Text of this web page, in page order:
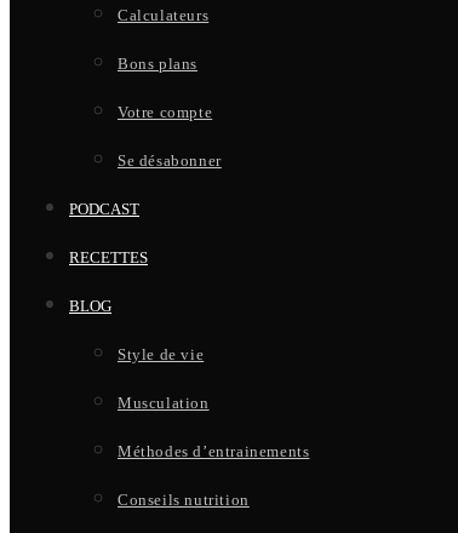
Calculateurs
Bons plans
Votre compte
Se désabonner
PODCAST
RECETTES
BLOG
Style de vie
Musculation
Méthodes d’entrainements
Conseils nutrition